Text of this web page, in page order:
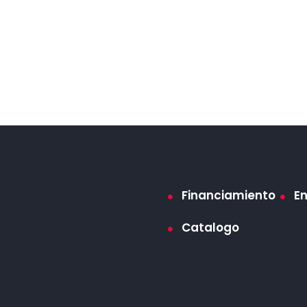
Financiamiento
Catalogo